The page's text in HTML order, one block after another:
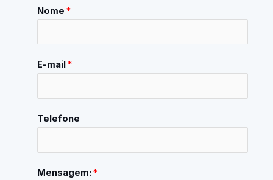
Nome *
E-mail *
Telefone
Mensagem: *